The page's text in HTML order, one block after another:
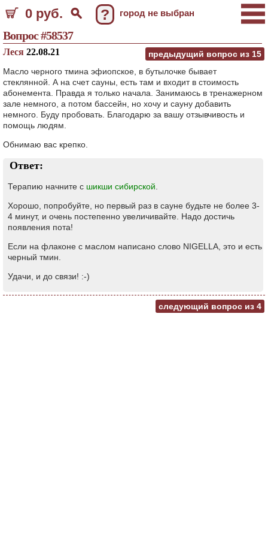
0 руб. ? город не выбран
Вопрос #58537
предыдущий вопрос из 15
Леся 22.08.21
Масло черного тмина эфиопское, в бутылочке бывает
стеклянной. А на счет сауны, есть там и входит в стоимость
абонемента. Правда я только начала. Занимаюсь в тренажерном
зале немного, а потом бассейн, но хочу и сауну добавить
немного. Буду пробовать. Благодарю за вашу отзывчивость и
помощь людям.
Обнимаю вас крепко.
Ответ:
Терапию начните с шикши сибирской
Хорошо, попробуйте, но первый раз в сауне будьте не более 3-
4 минут, и очень постепенно увеличивайте. Надо достичь
появления пота!
Если на флаконе с маслом написано слово NIGELLA, это и есть
черный тмин.
Удачи, и до связи! :-)
следующий вопрос из 4